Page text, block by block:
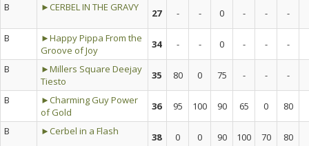
B
►CERBEL IN THE GRAVY 27 - - 0 - - -
B
►Happy Pippa From the
Groove of Joy
34 - - 0 - - -
B
►Millers Square Deejay
Tiesto
35 80 0 75 - - -
B
►Charming Guy Power
of Gold
36 95 100 90 65 0 80
B
►Cerbel in a Flash 38 0 0 90 100 70 80